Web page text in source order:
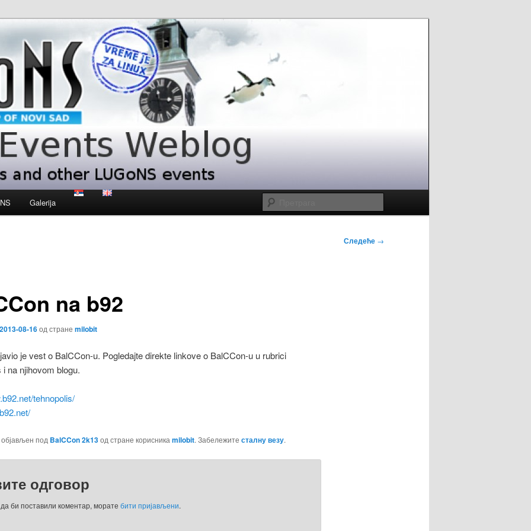
Weblog
events
Galerija
Следеће →
na b92
2013-08-16од стране milobit
je vest o BalCCon-u. Pogledajte direkte linkove o BalCCon-u u rubrici
i na njihovom blogu.
tehnopolis/
објављен под BalCCon 2k13од стране корисника milobit. Забележите сталну везу.
одговор
би поставили коментар, морате бити пријављени.